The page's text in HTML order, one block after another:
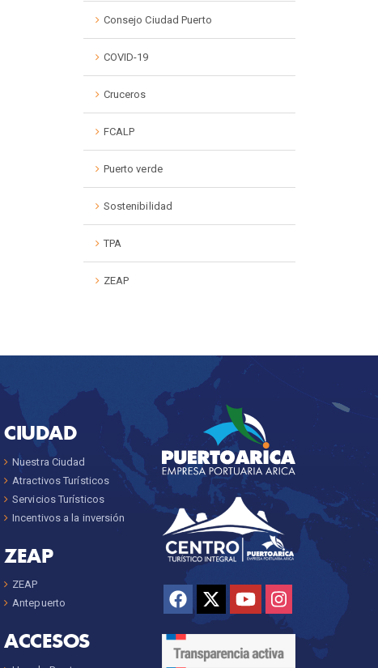
Consejo Ciudad Puerto
COVID-19
Cruceros
FCALP
Puerto verde
Sostenibilidad
TPA
ZEAP
CIUDAD
Nuestra Ciudad
Atractivos Turísticos
Servicios Turísticos
Incentivos a la inversión
ZEAP
ZEAP
Antepuerto
ACCESOS